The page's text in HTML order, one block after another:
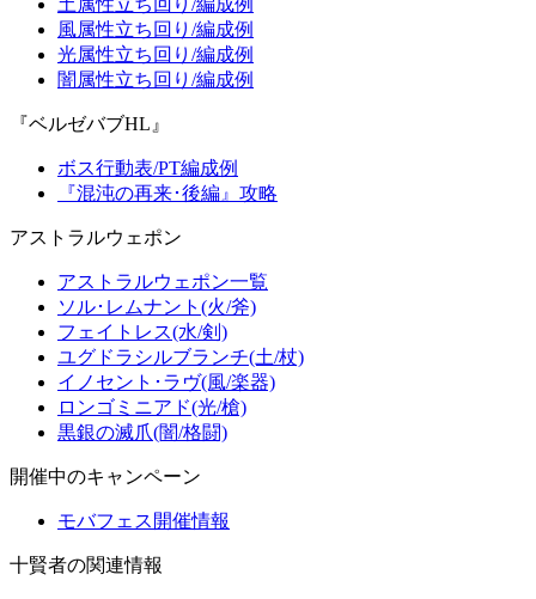
土属性立ち回り/編成例
風属性立ち回り/編成例
光属性立ち回り/編成例
闇属性立ち回り/編成例
『ベルゼバブHL』
ボス行動表/PT編成例
『混沌の再来･後編』攻略
アストラルウェポン
アストラルウェポン一覧
ソル･レムナント(火/斧)
フェイトレス(水/剣)
ユグドラシルブランチ(土/杖)
イノセント･ラヴ(風/楽器)
ロンゴミニアド(光/槍)
黒銀の滅爪(闇/格闘)
開催中のキャンペーン
モバフェス開催情報
十賢者の関連情報